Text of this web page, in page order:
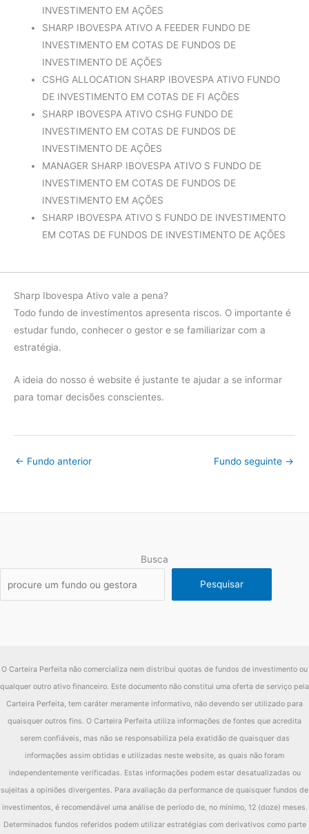
2020 Ibov
diferença 3.11%
2019
Fundo
Ibov 24.46%
2018
Fundo 24.24%
Ibov
Fundo
2016
Fundo 32.10%
Ibov
diferença -11.46%
diferença
4.70%
2013 Ibov -15.30%
2012
Fundo
Ibov 10.39%
INVESTIMENTO EM AÇÕES
SHARP IBOVESPA ATIVO A FEEDER FUNDO DE
INVESTIMENTO EM COTAS DE FUNDOS DE
INVESTIMENTO DE AÇÕES
CSHG ALLOCATION SHARP IBOVESPA ATIVO FUNDO
DE INVESTIMENTO EM COTAS DE FI AÇÕES
SHARP IBOVESPA ATIVO CSHG FUNDO DE
INVESTIMENTO EM COTAS DE FUNDOS DE
INVESTIMENTO DE AÇÕES
MANAGER SHARP IBOVESPA ATIVO S FUNDO DE
INVESTIMENTO EM COTAS DE FUNDOS DE
INVESTIMENTO EM AÇÕES
SHARP IBOVESPA ATIVO S FUNDO DE INVESTIMENTO
EM COTAS DE FUNDOS DE INVESTIMENTO DE AÇÕES
Sharp Ibovespa Ativo vale a pena?
Todo fundo de investimentos apresenta riscos. O importante é
estudar fundo, conhecer o gestor e se familiarizar com a
estratégia.
A ideia do nosso é website é justante te ajudar a se informar
para tomar decisões conscientes.
← Fundo anterior Fundo seguinte →
Busca
Pesquisar
O Carteira Perfeita não comercializa nem distribui quotas de fundos de investimento ou
qualquer outro ativo financeiro. Este documento não constitui uma oferta de serviço pela
Carteira Perfeita, tem caráter meramente informativo, não devendo ser utilizado para
quaisquer outros fins. O Carteira Perfeita utiliza informações de fontes que acredita
serem confiáveis, mas não se responsabiliza pela exatidão de quaisquer das
informações assim obtidas e utilizadas neste website, as quais não foram
independentemente verificadas. Estas informações podem estar desatualizadas ou
sujeitas a opiniões divergentes. Para avaliação da performance de quaisquer fundos de
investimentos, é recomendável uma análise de período de, no mínimo, 12 (doze) meses.
Determinados fundos referidos podem utilizar estratégias com derivativos como parte